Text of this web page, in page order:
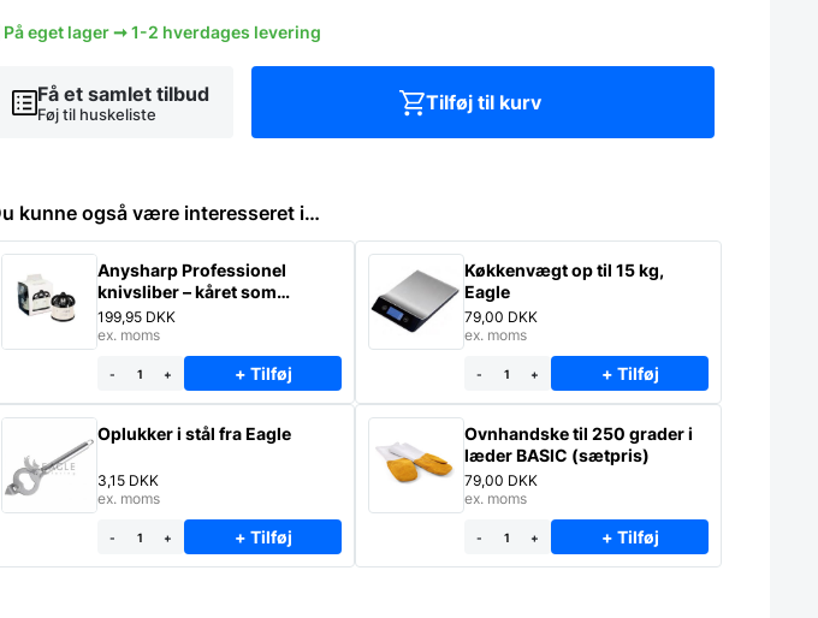
På eget lager ➞ 1-2 hverdages levering
Få et samlet tilbud
Føj til huskeliste Tilføj til kurv
kunne også være interesseret i…
Anysharp Professionel
knivsliber – kåret som
verdens bedste
199,95 DKK
ex. moms
- + + Tilføj
Oplukker i stål fra Eagle
3,15 DKK
ex. moms
- + + Tilføj
Køkkenvægt op til 15 kg,
Eagle
79,00 DKK
ex. moms
- + + Tilføj
Ovnhandske til 250 grader i
læder BASIC (sætpris)
79,00 DKK
ex. moms
- + + Tilføj